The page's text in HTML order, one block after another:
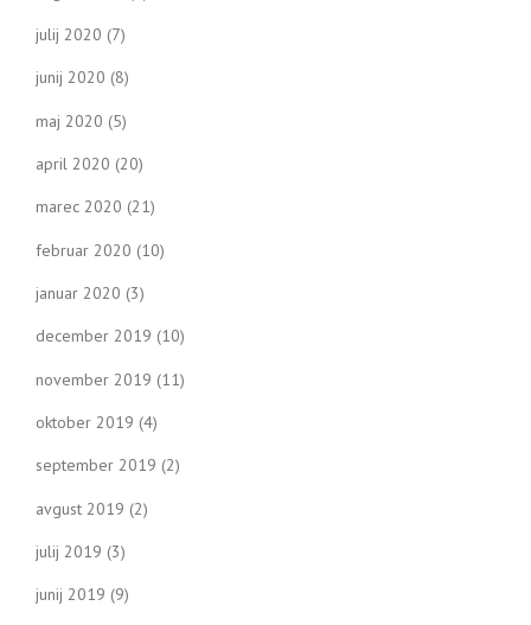
julij 2020 (7)
junij 2020 (8)
maj 2020 (5)
april 2020 (20)
marec 2020 (21)
februar 2020 (10)
januar 2020 (3)
december 2019 (10)
november 2019 (11)
oktober 2019 (4)
september 2019 (2)
avgust 2019 (2)
julij 2019 (3)
junij 2019 (9)